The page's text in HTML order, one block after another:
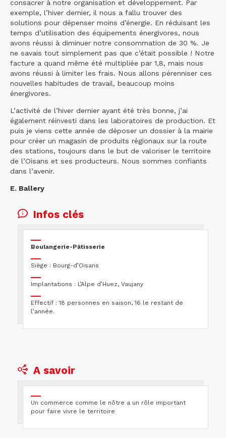
consacrer à notre organisation et développement. Par
exemple, l’hiver dernier, il nous a fallu trouver des
solutions pour dépenser moins d’énergie. En réduisant les
temps d’utilisation des équipements énergivores, nous
avons réussi à diminuer notre consommation de 30 %. Je
ne savais tout simplement pas que c’était possible ! Notre
facture a quand même été multipliée par 1,8, mais nous
avons réussi à limiter les frais. Nous allons pérenniser ces
nouvelles habitudes de travail, beaucoup moins
énergivores.
L’activité de l’hiver dernier ayant été très bonne, j’ai
également réinvesti dans les laboratoires de production. Et
puis je viens cette année de déposer un dossier à la mairie
pour créer un magasin de produits régionaux sur la route
des stations, toujours dans le but de valoriser le territoire
de l’Oisans et ses producteurs. Nous sommes confiants
dans l’avenir.
E. Ballery
Infos clés
Boulangerie-Pâtisserie
Siège : Bourg-d’Oisans
Implantations : L’Alpe d’Huez, Vaujany
Effectif : 18 personnes en saison, 16 le restant de
l’année.
A savoir
Un commerce comme le nôtre a un rôle important
pour faire vivre le territoire